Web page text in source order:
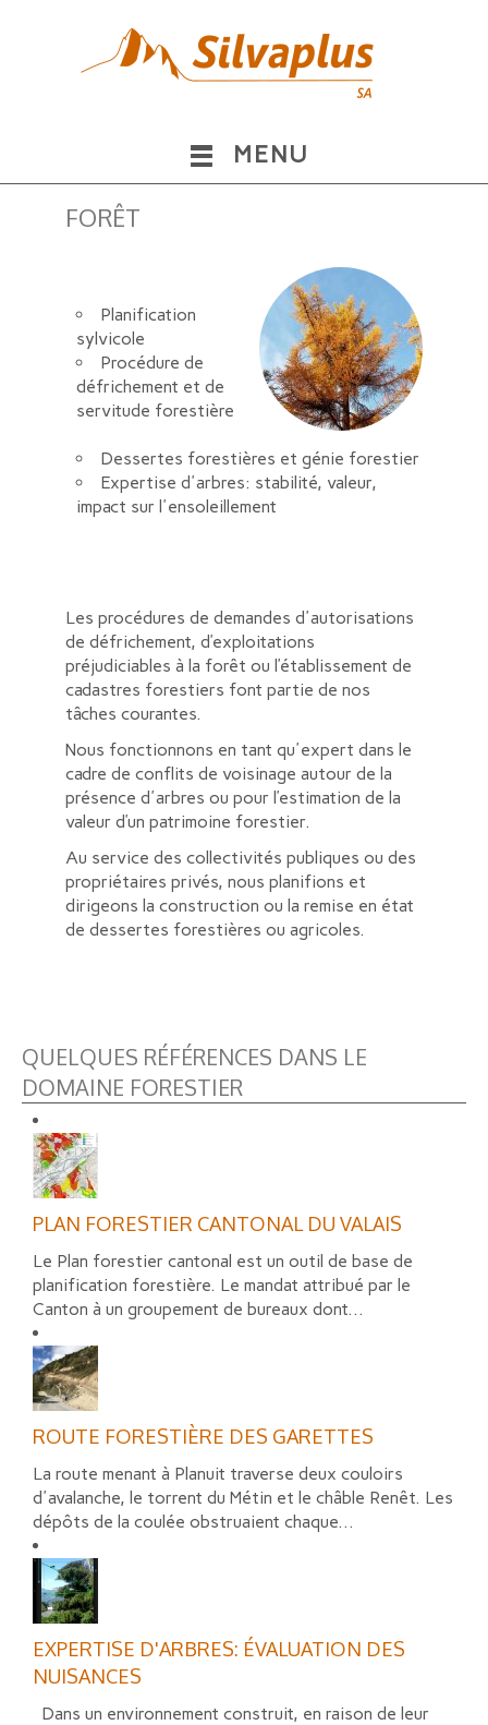
MENU
FORÊT
Planification
sylvicole
Procédure de
défrichement et de
servitude forestière
Dessertes forestières et génie forestier
Expertise d'arbres: stabilité, valeur,
impact sur l'ensoleillement
Les procédures de demandes d'autorisations
de défrichement, d’exploitations
préjudiciables à la forêt ou l’établissement de
cadastres forestiers font partie de nos
tâches courantes.
Nous fonctionnons en tant qu'expert dans le
cadre de conflits de voisinage autour de la
présence d'arbres ou pour l’estimation de la
valeur d’un patrimoine forestier.
Au service des collectivités publiques ou des
propriétaires privés, nous planifions et
dirigeons la construction ou la remise en état
de dessertes forestières ou agricoles.
QUELQUES RÉFÉRENCES DANS LE
DOMAINE FORESTIER
PLAN FORESTIER CANTONAL DU VALAIS
Le Plan forestier cantonal est un outil de base de
planification forestière. Le mandat attribué par le
Canton à un groupement de bureaux dont...
ROUTE FORESTIÈRE DES GARETTES
La route menant à Planuit traverse deux couloirs
d'avalanche, le torrent du Métin et le châble Renêt. Les
dépôts de la coulée obstruaient chaque...
EXPERTISE D'ARBRES: ÉVALUATION DES
NUISANCES
Dans un environnement construit, en raison de leur